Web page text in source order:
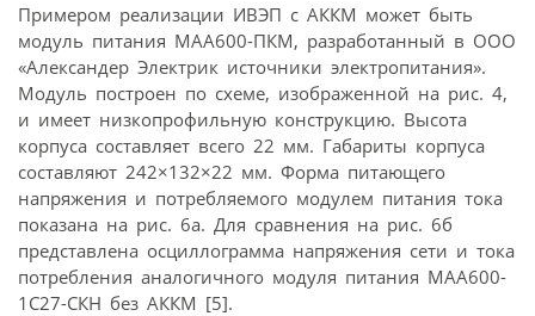
Примером реализации ИВЭП с АККМ может быть
модуль питания МАА600-ПКМ, разработанный в ООО
«Александер Электрик источники электропитания».
Модуль построен по схеме, изображенной на рис. 4,
и имеет низкопрофильную конструкцию. Высота
корпуса составляет всего 22 мм. Габариты корпуса
составляют 242×132×22 мм. Форма питающего
напряжения и потребляемого модулем питания тока
показана на рис. 6а. Для сравнения на рис. 6б
представлена осциллограмма напряжения сети и тока
потребления аналогичного модуля питания МАА600-
1С27-СКН без АККМ [5].